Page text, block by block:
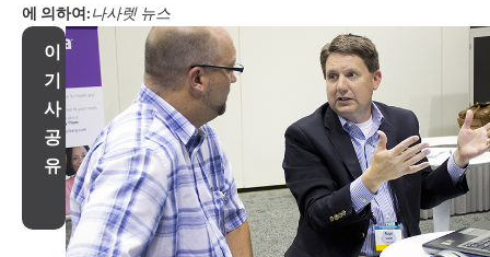
에 의하여:나사렛 뉴스
이
기
사
공
유